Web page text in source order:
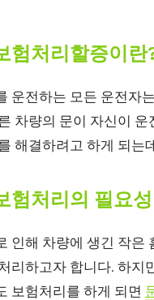
험처리할증이란
운전하는 모든 운전자
차량의 문이 자신이
해결하려고 하게 되는
험처리의 필요성
인해 차량에 생긴 작은
리하고자 합니다. 하지
보험처리를 하게 되면